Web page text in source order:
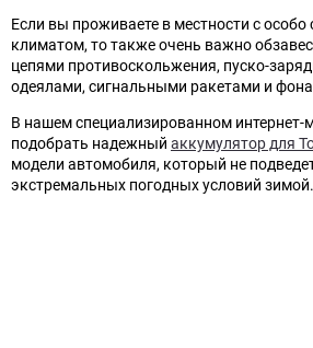
Если вы проживаете в местности с
климатом, то также очень важно
цепями противоскольжения, пуско-
одеялами, сигнальными ракетами и
В нашем специализированном
подобрать надежный аккумулятор для
модели автомобиля, который не
экстремальных погодных условий зимой.